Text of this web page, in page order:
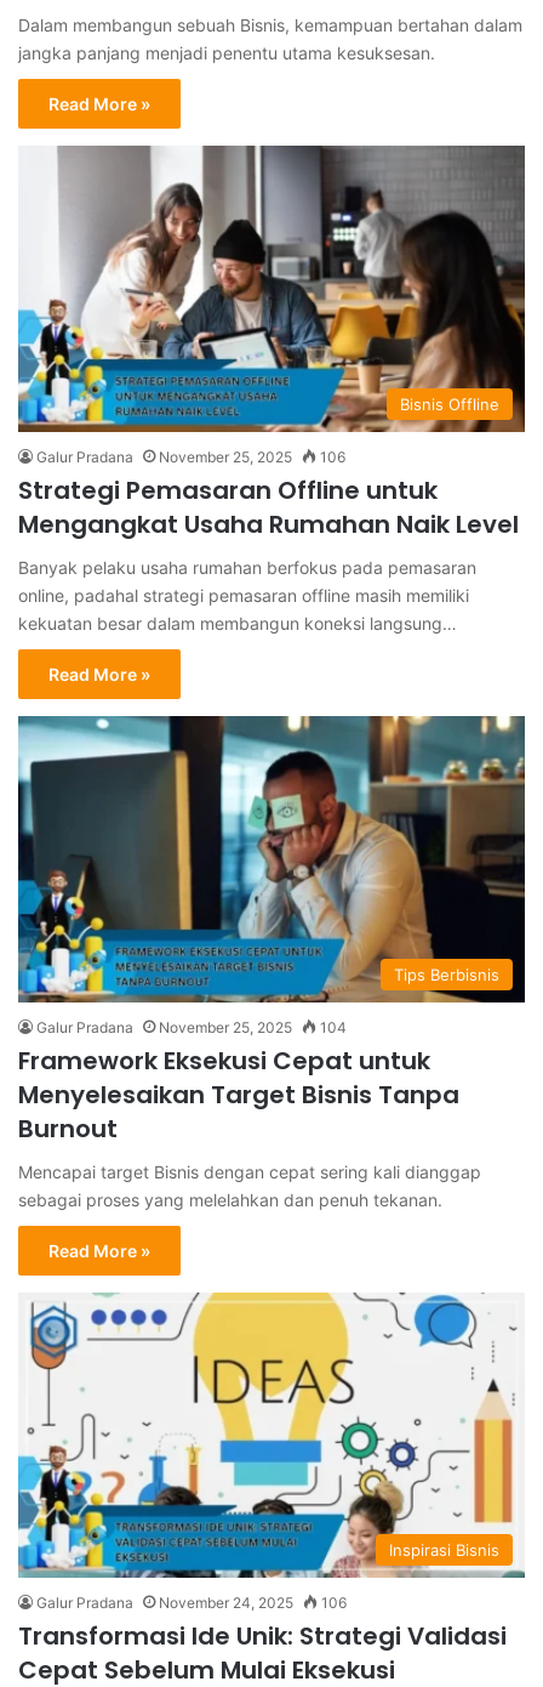
Dalam membangun sebuah Bisnis, kemampuan bertahan dalam
jangka panjang menjadi penentu utama kesuksesan.
Read More »
Bisnis Offline
Galur Pradana November 25, 2025 106
Strategi Pemasaran Offline untuk
Mengangkat Usaha Rumahan Naik Level
Banyak pelaku usaha rumahan berfokus pada pemasaran
online, padahal strategi pemasaran offline masih memiliki
kekuatan besar dalam membangun koneksi langsung…
Read More »
Tips Berbisnis
Galur Pradana November 25, 2025 104
Framework Eksekusi Cepat untuk
Menyelesaikan Target Bisnis Tanpa
Burnout
Mencapai target Bisnis dengan cepat sering kali dianggap
sebagai proses yang melelahkan dan penuh tekanan.
Read More »
Inspirasi Bisnis
Galur Pradana November 24, 2025 106
Transformasi Ide Unik: Strategi Validasi
Cepat Sebelum Mulai Eksekusi